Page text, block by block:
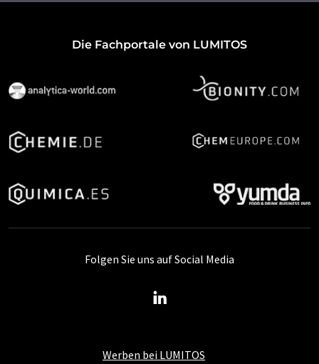
Die Fachportale von LUMITOS
Werben bei LUMITOS
Folgen Sie uns auf Social Media